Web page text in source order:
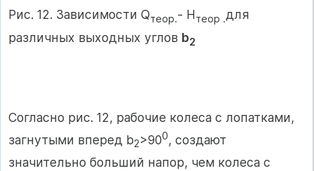
Рис. 12. Зависимости Qтеор.- Hтеор .для
различных выходных углов b2
Согласно рис. 12, рабочие колеса с лопатками,
загнутыми вперед b2>900, создают
значительно больший напор, чем колеса с